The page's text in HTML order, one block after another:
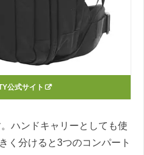
公式サイト
ハンドキャリーとしても使
く分けると3つのコンパート